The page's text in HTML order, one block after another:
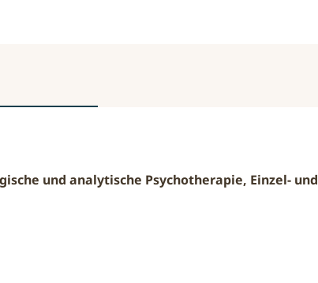
und analytische Psychotherapie, Einzel- und